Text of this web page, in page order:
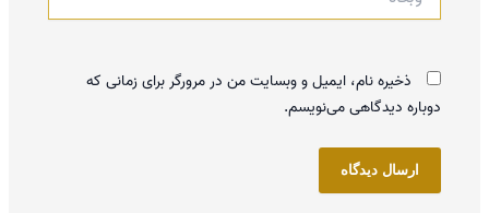
ذخیره نام، ایمیل و وبسایت من در مرورگر برای زمانی که
دوباره دیدگاهی می‌نویسم.